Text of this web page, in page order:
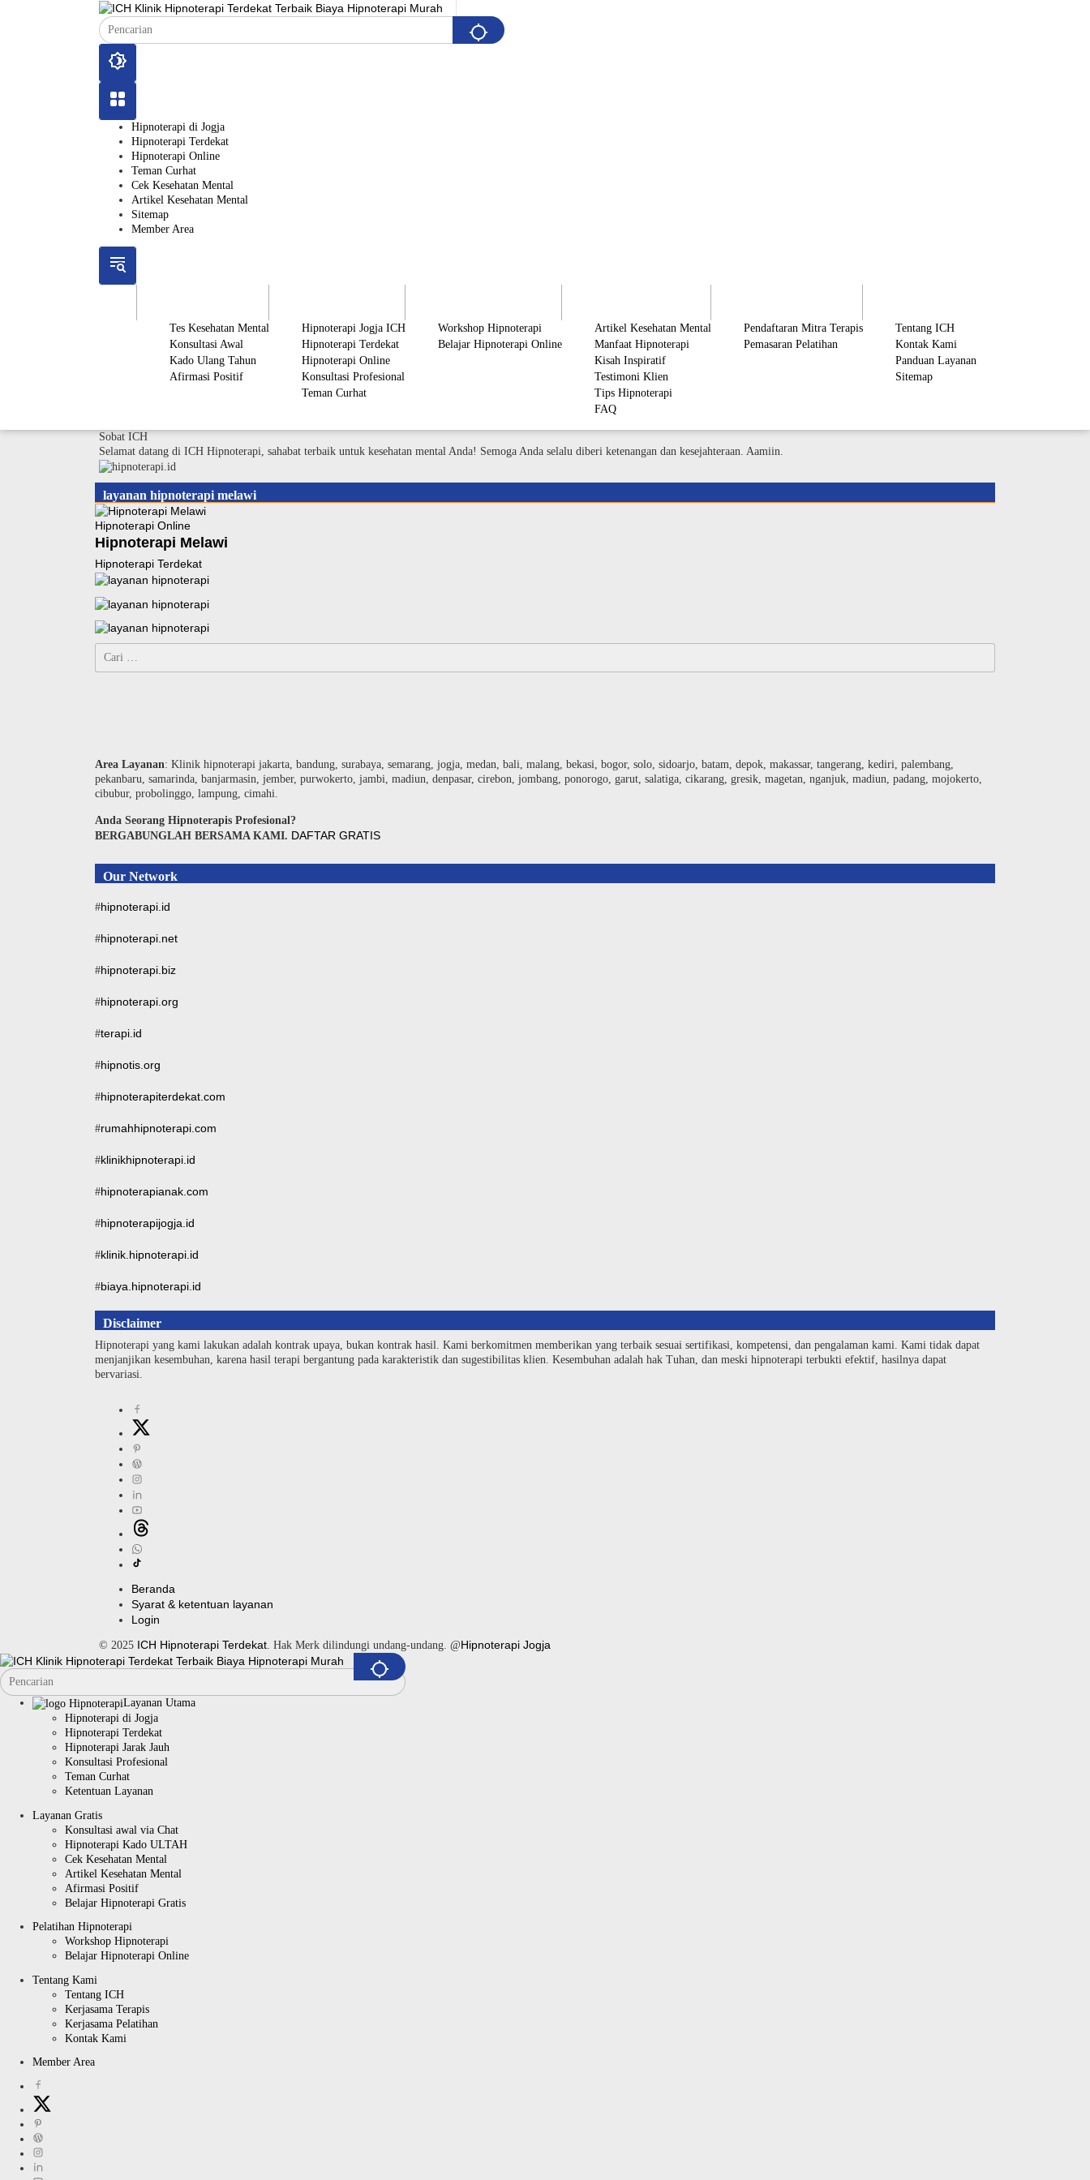
Hipnoterapi di Jogja
Hipnoterapi Terdekat
Hipnoterapi Online
Teman Curhat
Cek Kesehatan Mental
Artikel Kesehatan Mental
Sitemap
Member Area
Tes Kesehatan Mental
Konsultasi Awal
Kado Ulang Tahun
Afirmasi Positif
Hipnoterapi Jogja ICH
Hipnoterapi Terdekat
Hipnoterapi Online
Konsultasi Profesional
Teman Curhat
Workshop Hipnoterapi
Belajar Hipnoterapi Online
Artikel Kesehatan Mental
Manfaat Hipnoterapi
Kisah Inspiratif
Testimoni Klien
Tips Hipnoterapi
FAQ
Pendaftaran Mitra Terapis
Pemasaran Pelatihan
Tentang ICH
Kontak Kami
Panduan Layanan
Sitemap
Sobat ICH
Selamat datang di ICH Hipnoterapi, sahabat terbaik untuk kesehatan mental Anda! Semoga Anda selalu diberi ketenangan dan kesejahteraan. Aamiin.
layanan hipnoterapi melawi
Hipnoterapi Online
Hipnoterapi Melawi
Hipnoterapi Terdekat
untuk:
Area Layanan: Klinik hipnoterapi jakarta, bandung, surabaya, semarang, jogja, medan, bali, malang, bekasi, bogor, solo, sidoarjo, batam, depok, makassar, tangerang, kediri, palembang,
pekanbaru, samarinda, banjarmasin, jember, purwokerto, jambi, madiun, denpasar, cirebon, jombang, ponorogo, garut, salatiga, cikarang, gresik, magetan, nganjuk, madiun, padang, mojokerto,
cibubur, probolinggo, lampung, cimahi.
Anda Seorang Hipnoterapis Profesional?
BERGABUNGLAH BERSAMA KAMI. DAFTAR GRATIS
Our Network
#hipnoterapi.id
#hipnoterapi.net
#hipnoterapi.biz
#hipnoterapi.org
#terapi.id
#hipnotis.org
#hipnoterapiterdekat.com
#rumahhipnoterapi.com
#klinikhipnoterapi.id
#hipnoterapianak.com
#hipnoterapijogja.id
#klinik.hipnoterapi.id
#biaya.hipnoterapi.id
Disclaimer
Hipnoterapi yang kami lakukan adalah kontrak upaya, bukan kontrak hasil. Kami berkomitmen memberikan yang terbaik sesuai sertifikasi, kompetensi, dan pengalaman kami. Kami tidak dapat
menjanjikan kesembuhan, karena hasil terapi bergantung pada karakteristik dan sugestibilitas klien. Kesembuhan adalah hak Tuhan, dan meski hipnoterapi terbukti efektif, hasilnya dapat
bervariasi.
Beranda
Syarat & ketentuan layanan
Login
© 2025 ICH Hipnoterapi Terdekat . Hak Merk dilindungi undang-undang. @Hipnoterapi Jogja
Layanan Utama
Hipnoterapi di Jogja
Hipnoterapi Terdekat
Hipnoterapi Jarak Jauh
Konsultasi Profesional
Teman Curhat
Ketentuan Layanan
Layanan Gratis
Konsultasi awal via Chat
Hipnoterapi Kado ULTAH
Cek Kesehatan Mental
Artikel Kesehatan Mental
Afirmasi Positif
Belajar Hipnoterapi Gratis
Pelatihan Hipnoterapi
Workshop Hipnoterapi
Belajar Hipnoterapi Online
Tentang Kami
Tentang ICH
Kerjasama Terapis
Kerjasama Pelatihan
Kontak Kami
Member Area